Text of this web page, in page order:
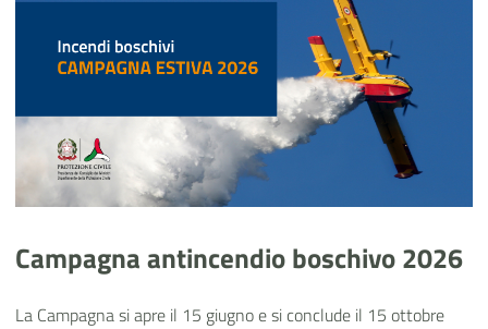
Campagna antincendio boschivo 2026
La Campagna si apre il 15 giugno e si conclude il 15 ottobre